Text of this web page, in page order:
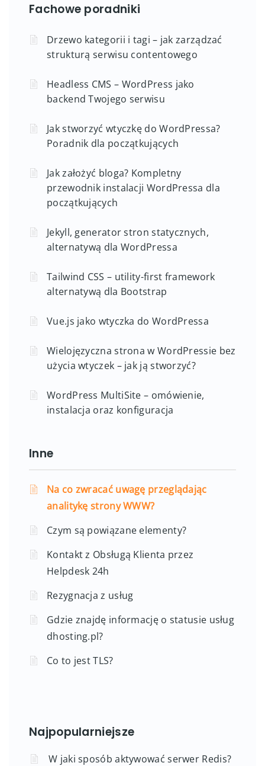
Fachowe poradniki
Drzewo kategorii i tagi – jak zarządzać
strukturą serwisu contentowego
Headless CMS – WordPress jako
backend Twojego serwisu
Jak stworzyć wtyczkę do WordPressa?
Poradnik dla początkujących
Jak założyć bloga? Kompletny
przewodnik instalacji WordPressa dla
początkujących
Jekyll, generator stron statycznych,
alternatywą dla WordPressa
Tailwind CSS – utility-first framework
alternatywą dla Bootstrap
Vue.js jako wtyczka do WordPressa
Wielojęzyczna strona w WordPressie bez
użycia wtyczek – jak ją stworzyć?
WordPress MultiSite – omówienie,
instalacja oraz konfiguracja
Inne
Na co zwracać uwagę przeglądając
analitykę strony WWW?
Czym są powiązane elementy?
Kontakt z Obsługą Klienta przez
Helpdesk 24h
Rezygnacja z usług
Gdzie znajdę informację o statusie usług
dhosting.pl?
Co to jest TLS?
Najpopularniejsze
W jaki sposób aktywować serwer Redis?